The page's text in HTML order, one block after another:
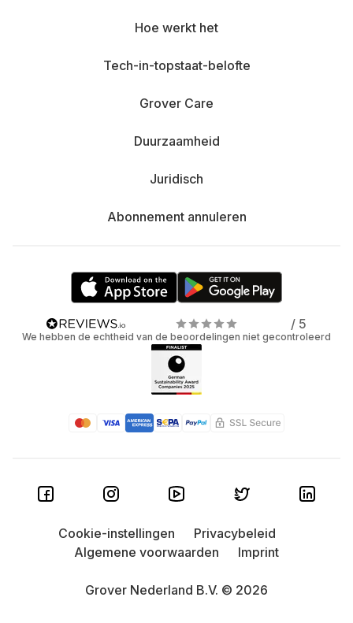
Hoe werkt het
Tech-in-topstaat-belofte
Grover Care
Duurzaamheid
Juridisch
Abonnement annuleren
/ 5
We hebben de echtheid van de beoordelingen niet gecontroleerd
Grover Nederland B.V. © 2026
Cookie-instellingen
Privacybeleid
Algemene voorwaarden
Imprint